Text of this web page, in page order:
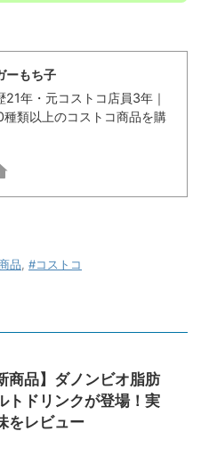
ーもち子
21年・元コストコ店員3年｜
類以上のコストコ商品を購
品 #コストコ
商品】ダノンビオ脂肪
トドリンクが登場！実
をレビュー